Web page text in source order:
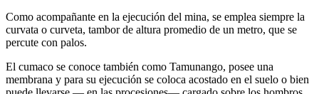
Como acompañante en la ejecución del mina, se emplea siempre la
curvata o curveta, tambor de altura promedio de un metro, que se
percute con palos.
El cumaco se conoce también como Tamunango, posee una
membrana y para su ejecución se coloca acostado en el suelo o bien